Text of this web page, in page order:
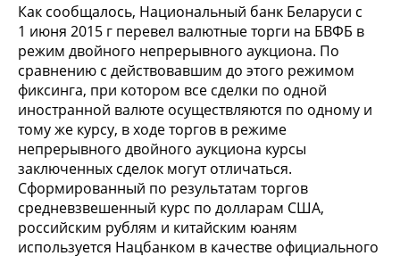
Как сообщалось, Национальный банк Беларуси с
1 июня 2015 г перевел валютные торги на БВФБ в
режим двойного непрерывного аукциона. По
сравнению с действовавшим до этого режимом
фиксинга, при котором все сделки по одной
иностранной валюте осуществляются по одному и
тому же курсу, в ходе торгов в режиме
непрерывного двойного аукциона курсы
заключенных сделок могут отличаться.
Сформированный по результатам торгов
средневзвешенный курс по долларам США,
российским рублям и китайским юаням
используется Нацбанком в качестве официального